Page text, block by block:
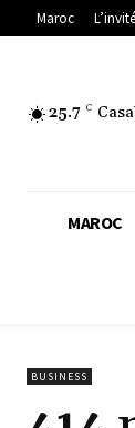
Maroc
25.7 C
MAROC
BUSINESS